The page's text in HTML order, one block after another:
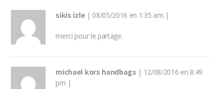
sikis izle | 08/05/2016 en 1:35 am |
merci pour le partage.
michael kors handbags | 12/08/2016 en 8:49
pm |